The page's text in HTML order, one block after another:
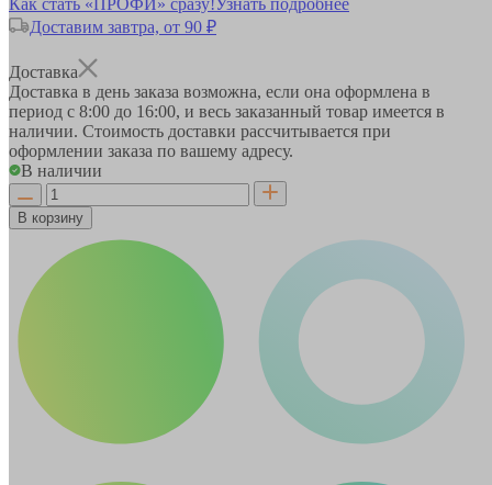
Доставим завтра, от 90 ₽
Доставка
Доставка в день заказа возможна, если она оформлена в
период с 8:00 до 16:00, и весь заказанный товар имеется в
наличии. Стоимость доставки рассчитывается при
оформлении заказа по вашему адресу.
В наличии
В корзину